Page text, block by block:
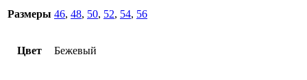
Размеры 46, 48, 50, 52, 54, 56
Цвет Бежевый